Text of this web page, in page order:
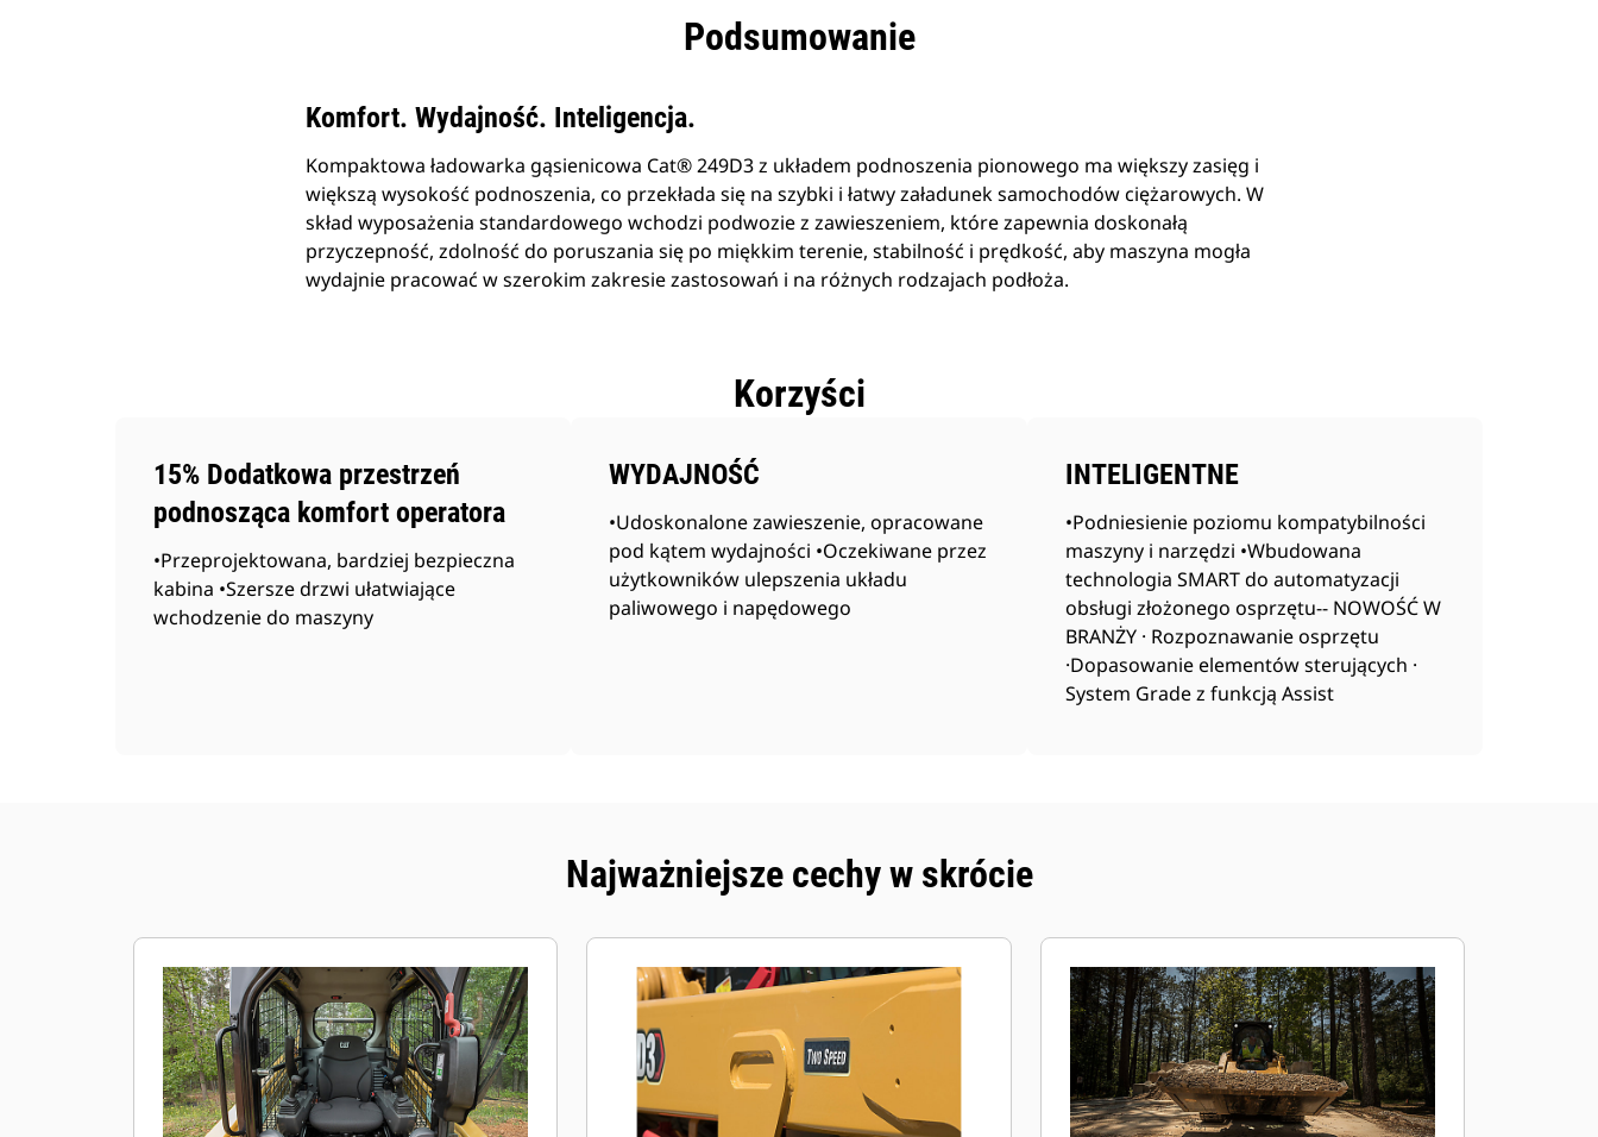
Podsumowanie
Komfort. Wydajność. Inteligencja.
Kompaktowa ładowarka gąsienicowa Cat® 249D3 z układem podnoszenia pionowego ma większy zasięg i
większą wysokość podnoszenia, co przekłada się na szybki i łatwy załadunek samochodów ciężarowych. W
skład wyposażenia standardowego wchodzi podwozie z zawieszeniem, które zapewnia doskonałą
przyczepność, zdolność do poruszania się po miękkim terenie, stabilność i prędkość, aby maszyna mogła
wydajnie pracować w szerokim zakresie zastosowań i na różnych rodzajach podłoża.
Korzyści
15% Dodatkowa przestrzeń
podnosząca komfort operatora
•Przeprojektowana, bardziej bezpieczna
kabina •Szersze drzwi ułatwiające
wchodzenie do maszyny
WYDAJNOŚĆ
•Udoskonalone zawieszenie, opracowane
pod kątem wydajności •Oczekiwane przez
użytkowników ulepszenia układu
paliwowego i napędowego
INTELIGENTNE
•Podniesienie poziomu kompatybilności
maszyny i narzędzi •Wbudowana
technologia SMART do automatyzacji
obsługi złożonego osprzętu-- NOWOŚĆ W
BRANŻY · Rozpoznawanie osprzętu
·Dopasowanie elementów sterujących ·
System Grade z funkcją Assist
Najważniejsze cechy w skrócie